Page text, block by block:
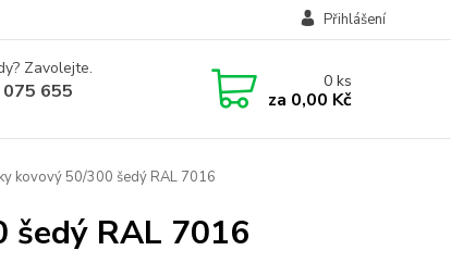
Přihlášení
Zavolejte.
655 0ks
za 0,00 Kč
kovový 50/300 šedý RAL 7016
šedý RAL 7016